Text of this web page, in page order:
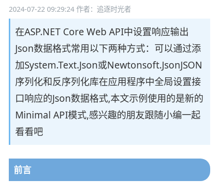
2024-07-22 09:29:24作者：追逐时光者
在ASP.NET Core Web API中设置响应输出
Json数据格式常用以下两种方式：可以通过添
加System.Text.Json或Newtonsoft.JsonJSON
序列化和反序列化库在应用程序中全局设置接
口响应的Json数据格式,本文示例使用的是新的
Minimal API模式,感兴趣的朋友跟随小编一起
看看吧
前言